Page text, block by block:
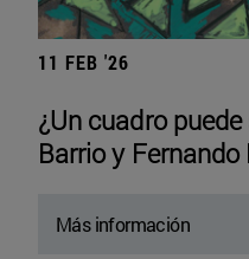
11 FEB '26
¿Un cuadro
Barrio y Fernando
Más información